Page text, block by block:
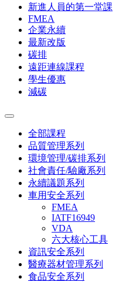
新進人員的第一堂課
FMEA
企業永續
最新改版
碳排
遠距連線課程
學生優惠
減碳
全部課程
品質管理系列
環境管理/碳排系列
社會責任/驗廠系列
永續議題系列
車用安全系列
FMEA
IATF16949
VDA
六大核心工具
資訊安全系列
醫療器材管理系列
食品安全系列